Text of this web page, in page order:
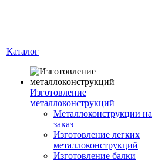
Каталог
Изготовление
металлоконструкций
Металлоконструкции на
заказ
Изготовление легких
металлоконструкций
Изготовление балки